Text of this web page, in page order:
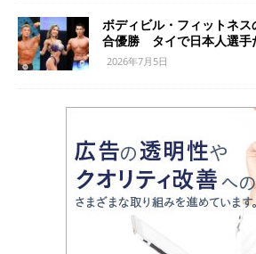
ボディビル・フィットネ
合優勝 タイで日本人選手
2026年7月5日